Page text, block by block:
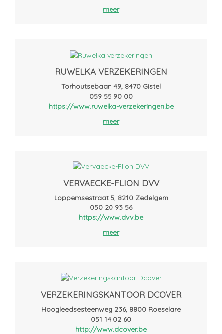
meer
RUWELKA VERZEKERINGEN
Torhoutsebaan 49, 8470 Gistel
059 55 90 00
https://www.ruwelka-verzekeringen.be
meer
VERVAECKE-FLION DVV
Loppemsestraat 5, 8210 Zedelgem
050 20 93 56
https://www.dvv.be
meer
VERZEKERINGSKANTOOR DCOVER
Hoogleedsesteenweg 236, 8800 Roeselare
051 14 02 60
http://www.dcover.be